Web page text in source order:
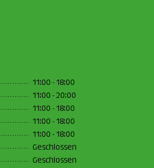
11:00 - 18:00
11:00 - 20:00
11:00 - 18:00
11:00 - 18:00
11:00 - 18:00
Geschlossen
Geschlossen